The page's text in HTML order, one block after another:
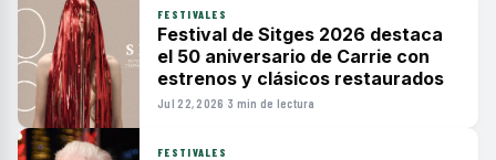
FESTIVALES
Festival de Sitges 2026 destaca
el 50 aniversario de Carrie con
estrenos y clásicos restaurados
Jul 22, 2026 ·3 min de lectura
FESTIVALES